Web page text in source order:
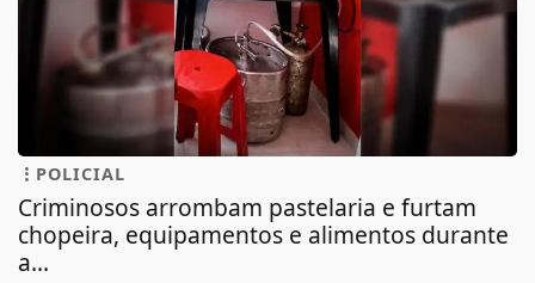
POLICIAL
Criminosos arrombam pastelaria e furtam
chopeira, equipamentos e alimentos durante
a...